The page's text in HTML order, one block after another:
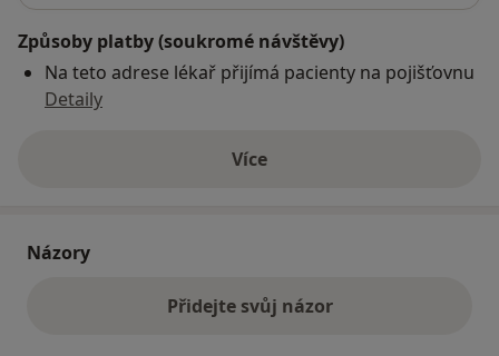
Způsoby platby (soukromé návštěvy)
Na teto adrese lékař přijímá pacienty na pojišťovnu
Detaily
Víceo adrese
Názory
Přidejte svůj názor